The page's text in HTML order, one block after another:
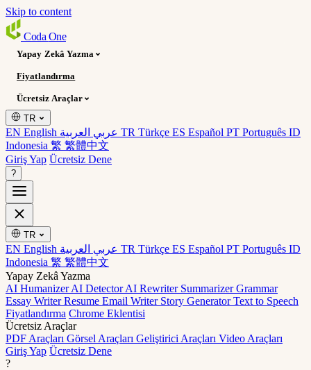
Skip to content
Coda One
Yapay Zekâ Yazma
Fiyatlandırma
Ücretsiz Araçlar
TR
EN English TR Türkçe ES Español PT Português ID
Indonesia 繁 繁體中文
Giriş Yap Ücretsiz Dene
?
TR
EN English TR Türkçe ES Español PT Português ID
Indonesia 繁 繁體中文
Yapay Zekâ Yazma
AI HumanizerAI DetectorAI Rewriter SummarizerGrammar
Essay WriterResume Email Writer Story GeneratorText to Speech
Fiyatlandırma Chrome Eklentisi
Ücretsiz Araçlar
PDF Araçları Görsel Araçları Geliştirici Araçları Video Araçları
Giriş Yap Ücretsiz Dene
?